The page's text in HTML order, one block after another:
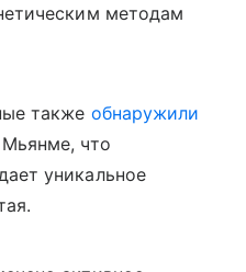
методам
также обнаружили
что
уникальное